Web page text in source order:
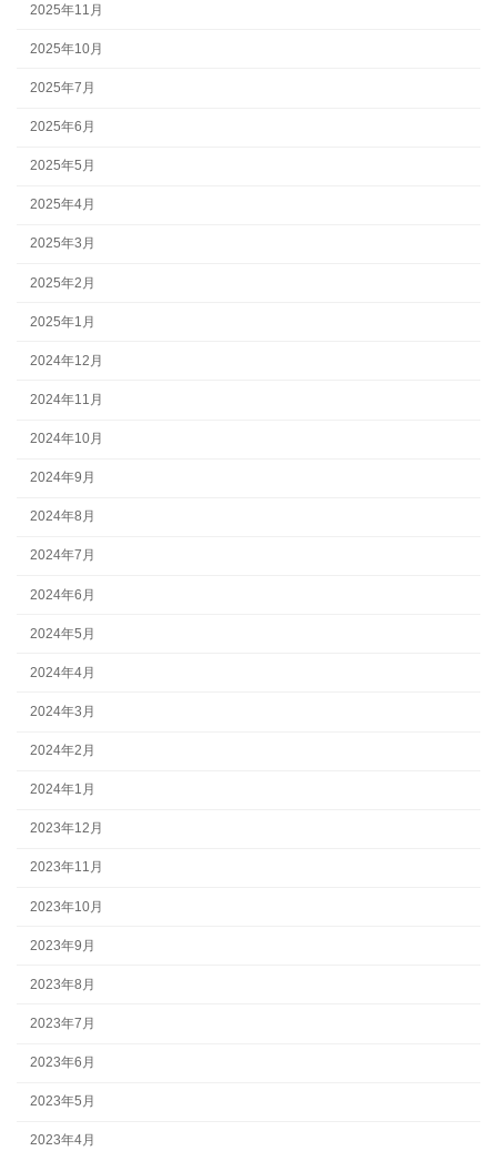
2025年11月
2025年10月
2025年7月
2025年6月
2025年5月
2025年4月
2025年3月
2025年2月
2025年1月
2024年12月
2024年11月
2024年10月
2024年9月
2024年8月
2024年7月
2024年6月
2024年5月
2024年4月
2024年3月
2024年2月
2024年1月
2023年12月
2023年11月
2023年10月
2023年9月
2023年8月
2023年7月
2023年6月
2023年5月
2023年4月